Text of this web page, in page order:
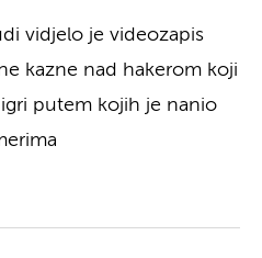
vidjelo je videozapis
kazne nad hakerom koji
putem kojih je nanio